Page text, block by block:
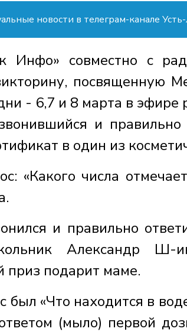
новости в телеграм-канале
Инфо» совместно с
посвященную
- 6,7 и 8 марта в
и
в один из
«Какого числа
и правильно
Александр Ш-
приз подарит маме.
был «Что находится в
(мыло) первой